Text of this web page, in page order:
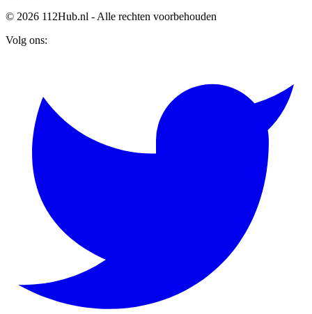
© 2026 112Hub.nl - Alle rechten voorbehouden
Volg ons: